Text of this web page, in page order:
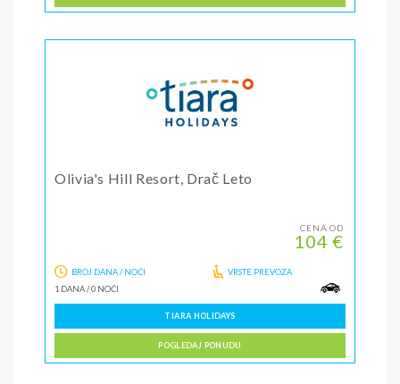
Olivia's Hill Resort, Drač Leto
CENA OD
104 €
BROJ DANA / NOĆI
1 DANA/0 NOĆI
VRSTE PREVOZA
TIARA HOLIDAYS
POGLEDAJ PONUDU